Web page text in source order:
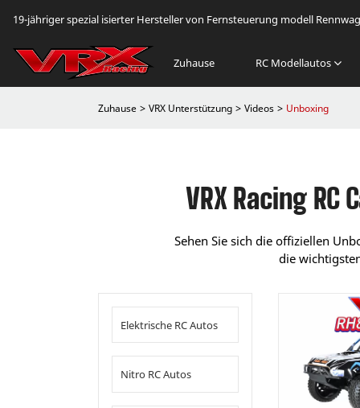
19-jähriger spezial isierter Hersteller von Fernsteuerung modell
Zuhause RC Modellautos
Zuhause VRX Unterstützung Videos Unboxing
VRX Racing
Sehen Sie sich die offiziellen
die
Elektrische RC Autos
Nitro RC Autos